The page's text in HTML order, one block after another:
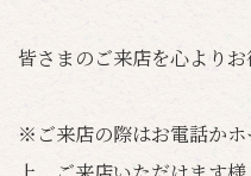
皆さまのご来店を心よりお
※ご来店の際はお電話か